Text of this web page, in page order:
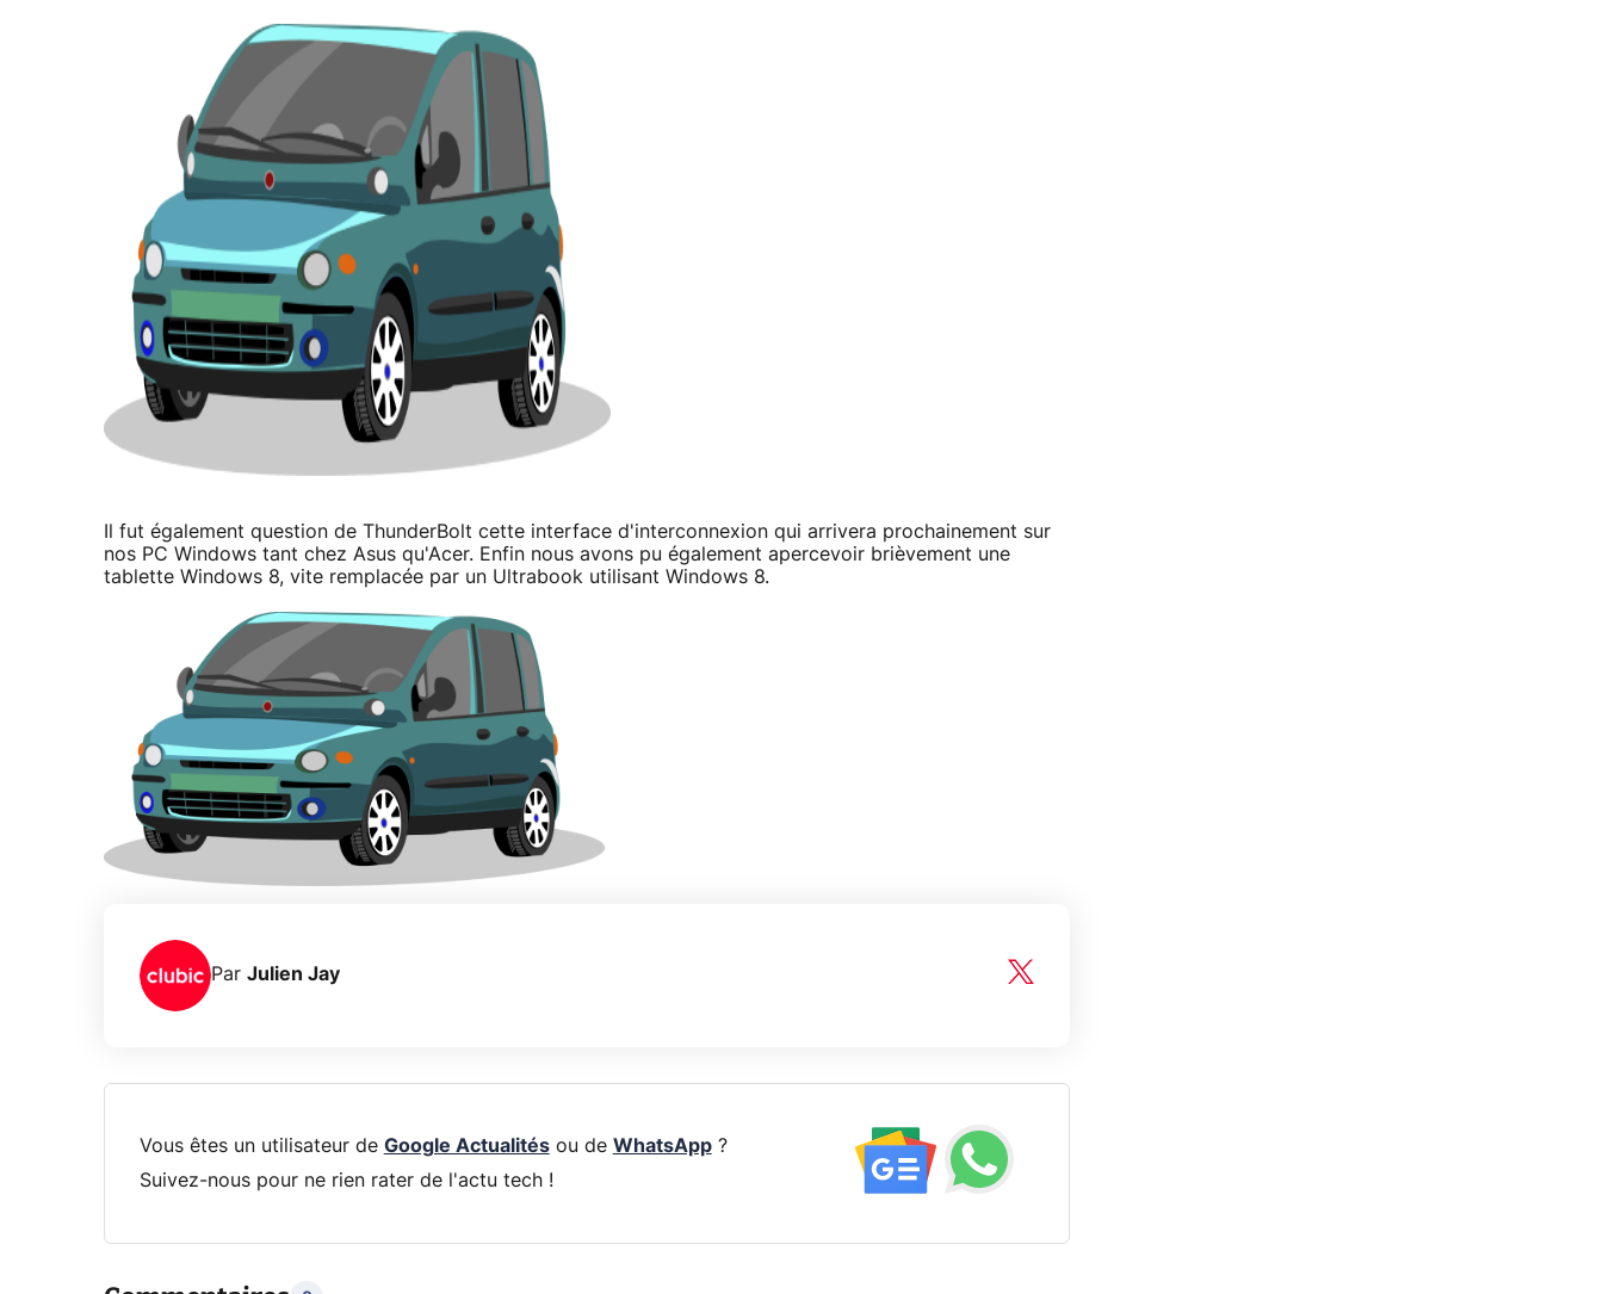
Il fut également question de ThunderBolt cette interface d'interconnexion qui arrivera prochainement sur
nos PC Windows tant chez Asus qu'Acer. Enfin nous avons pu également apercevoir brièvement une
tablette Windows 8, vite remplacée par un Ultrabook utilisant Windows 8.
Par Julien Jay
Vous êtes un utilisateur de Google Actualitésou de WhatsApp?
Suivez-nous pour ne rien rater de l'actu tech !